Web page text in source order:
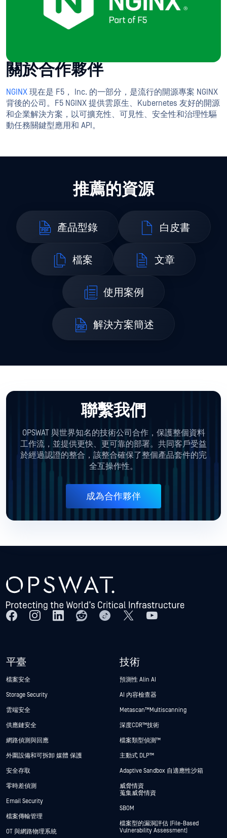
關於合作夥伴
NGINX 現在是 F5， Inc. 的一部分，是流行的開源專案 NGINX
背後的公司。F5 NGINX 提供雲原生、Kubernetes 友好的開源
和企業解決方案，以可擴充性、可見性、安全性和治理性驅
動任務關鍵型應用和 API。
推薦的資源
產品型錄 白皮書
檔案 文章
使用案例
解決方案簡述
聯繫我們
OPSWAT 與世界知名的技術公司合作，保護整個資料
工作流，並提供更快、更可靠的部署。共同客戶受益
於經過認證的整合，該整合確保了整個產品套件的完
全互操作性。
成為合作夥伴
平臺
檔案安全
Storage Security
雲端安全
供應鏈安全
網路偵測與回應
外圍設備和可拆卸 媒體 保護
安全存取
零時差偵測
Email Security
檔案傳輸管理
OT 與網路物理系統
技術
預測性 Alin AI
AI 內容檢查器
Metascan™ Multiscanning
深度CDR™技術
檔案類型偵測™
主動式 DLP™
Adaptive Sandbox 自適應性沙箱
威脅情資
蒐集威脅情資
SBOM
檔案型的漏洞評估 (File-Based
Vulnerability Assessment)